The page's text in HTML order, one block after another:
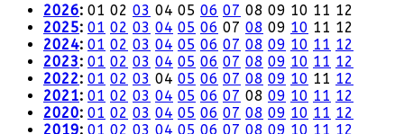
2026: 01 02 03 04 05 06 07 08 09 10 11 12
2025: 01 02 03 04 05 06 07 08 09 10 11 12
2024: 01 02 03 04 05 06 07 08 09 10 11 12
2023: 01 02 03 04 05 06 07 08 09 10 11 12
2022: 01 02 03 04 05 06 07 08 09 10 11 12
2021: 01 02 03 04 05 06 07 08 09 10 11 12
2020: 01 02 03 04 05 06 07 08 09 10 11 12
2019: 01 02 03 04 05 06 07 08 09 10 11 12